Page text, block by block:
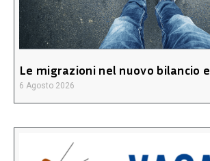
Le migrazioni nel nuovo bilancio
6 Agosto 2026